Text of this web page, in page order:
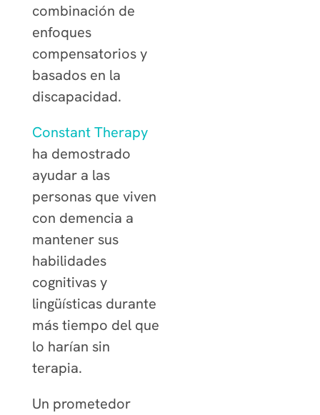
combinación de
enfoques
compensatorios y
basados en la
discapacidad.
Constant Therapy
ha demostrado
ayudar a las
personas que viven
con demencia a
mantener sus
habilidades
cognitivas y
lingüísticas durante
más tiempo del que
lo harían sin
terapia.
Un prometedor